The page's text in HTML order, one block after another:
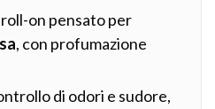
on pensato per
, con profumazione
di odori e sudore,